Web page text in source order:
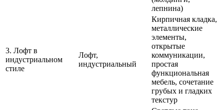
лепнина)
3. Лофт в
индустриальном
стиле
Лофт,
индустриальный
Кирпичная кладка,
металлические
элементы,
открытые
коммуникации,
простая
функциональная
мебель, сочетание
грубых и гладких
текстур